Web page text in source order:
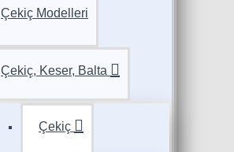
Çekiç Modelleri
Çekiç, Keser, Balta
Çekiç